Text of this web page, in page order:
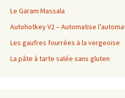
Le Garam Massala
Autohotkey V2 – Automatise
Les gaufres fourrées à la vergeoise
La pâte à tarte salée sans gluten